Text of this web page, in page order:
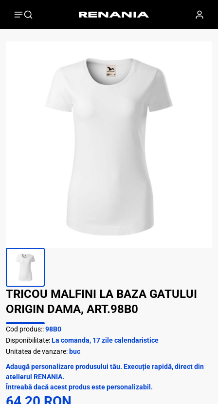
TRICOU MALFINI LA BAZA GATULUI
ORIGIN DAMA, ART.98B0
Cod produs::98B0
Disponibilitate:La comanda, 17 zile calendaristice
Unitatea de vanzare: buc
Adaugă personalizare produsului tău. Execuție rapidă, direct din
atelierul RENANIA.
Întreabă dacă acest produs este personalizabil.